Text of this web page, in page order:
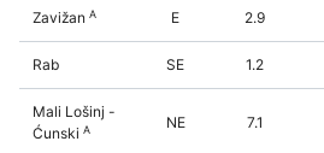
Zavižan A E 2.9
Rab SE 1.2
Mali Lošinj -
Ćunski A NE 7.1